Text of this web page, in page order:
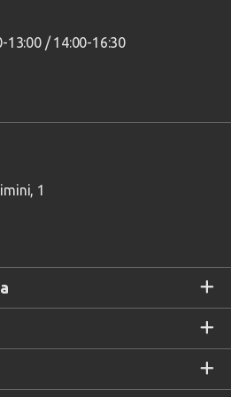
13:00 / 14:00-16:30
1